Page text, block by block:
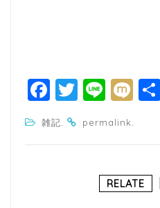
F
a
c
T
itt
Li
n
e
M
雑記. permalink.
RELATE